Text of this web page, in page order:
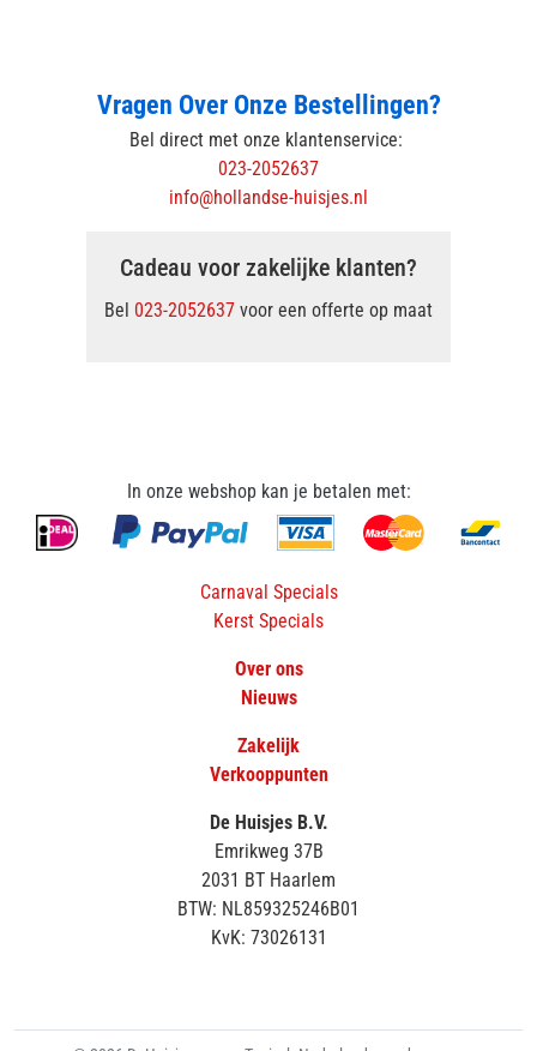
Vragen Over Onze Bestellingen?
Bel direct met onze klantenservice:
023-2052637
info@hollandse-huisjes.nl
Cadeau voor zakelijke klanten?
Bel 023-2052637 voor een offerte op maat
In onze webshop kan je betalen met:
Carnaval Specials
Kerst Specials
Over ons
Nieuws
Zakelijk
Verkooppunten
De Huisjes B.V.
Emrikweg 37B
2031 BT Haarlem
BTW: NL859325246B01
KvK: 73026131